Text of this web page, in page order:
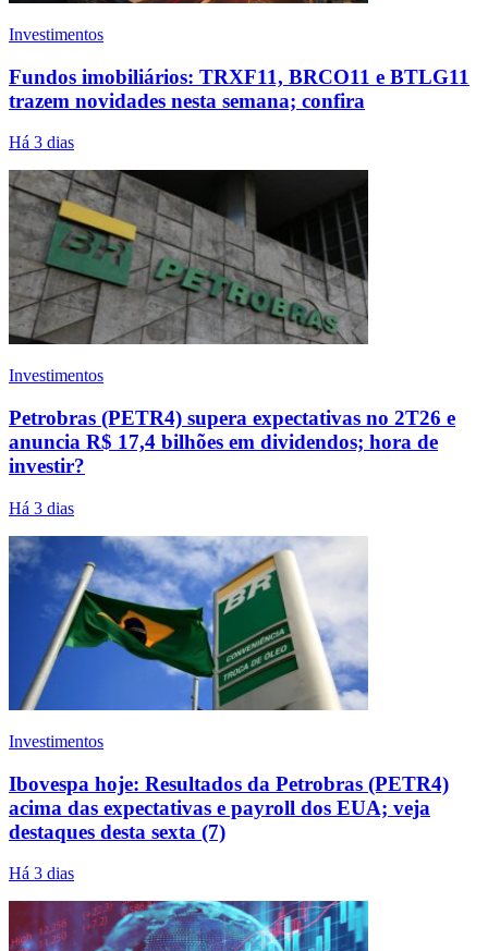
Investimentos
Fundos imobiliários: TRXF11, BRCO11 e BTLG11
trazem novidades nesta semana; confira
Há 3 dias
Investimentos
Petrobras (PETR4) supera expectativas no 2T26 e
anuncia R$ 17,4 bilhões em dividendos; hora de
investir?
Há 3 dias
Investimentos
Ibovespa hoje: Resultados da Petrobras (PETR4)
acima das expectativas e payroll dos EUA; veja
destaques desta sexta (7)
Há 3 dias